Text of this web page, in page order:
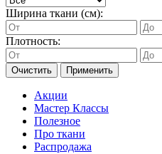
Ширина ткани (см):
Плотность:
Очистить Применить
Акции
Мастер Классы
Полезное
Про ткани
Распродажа